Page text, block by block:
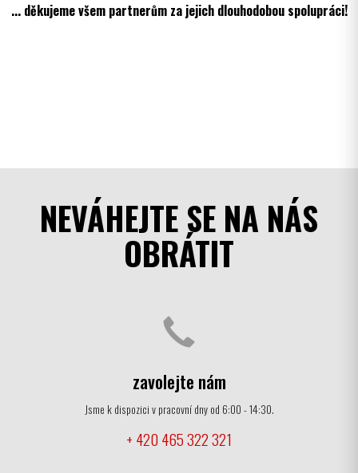
... děkujeme všem partnerům za jejich dlouhodobou spolupráci!
NEVÁHEJTE SE NA NÁS
OBRÁTIT
zavolejte nám
Jsme k dispozici v pracovní dny od 6:00 - 14:30.
+ 420 465 322 321